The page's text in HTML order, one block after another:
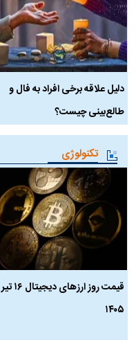
دلیل علاقه برخی افراد به فال و
طالع‌بینی چیست؟
تکنولوژی
قیمت روز ارز‌های دیجیتال ۱۶ تیر
۱۴۰۵